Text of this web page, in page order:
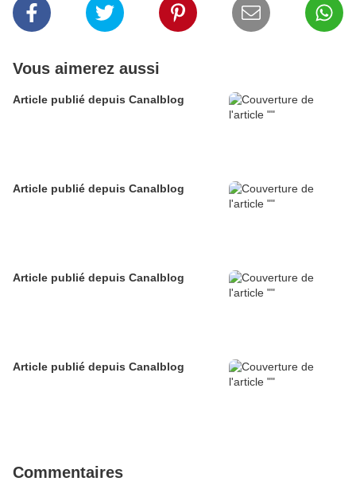
Vous aimerez aussi
Article publié depuis Canalblog
Article publié depuis Canalblog
Article publié depuis Canalblog
Article publié depuis Canalblog
Commentaires